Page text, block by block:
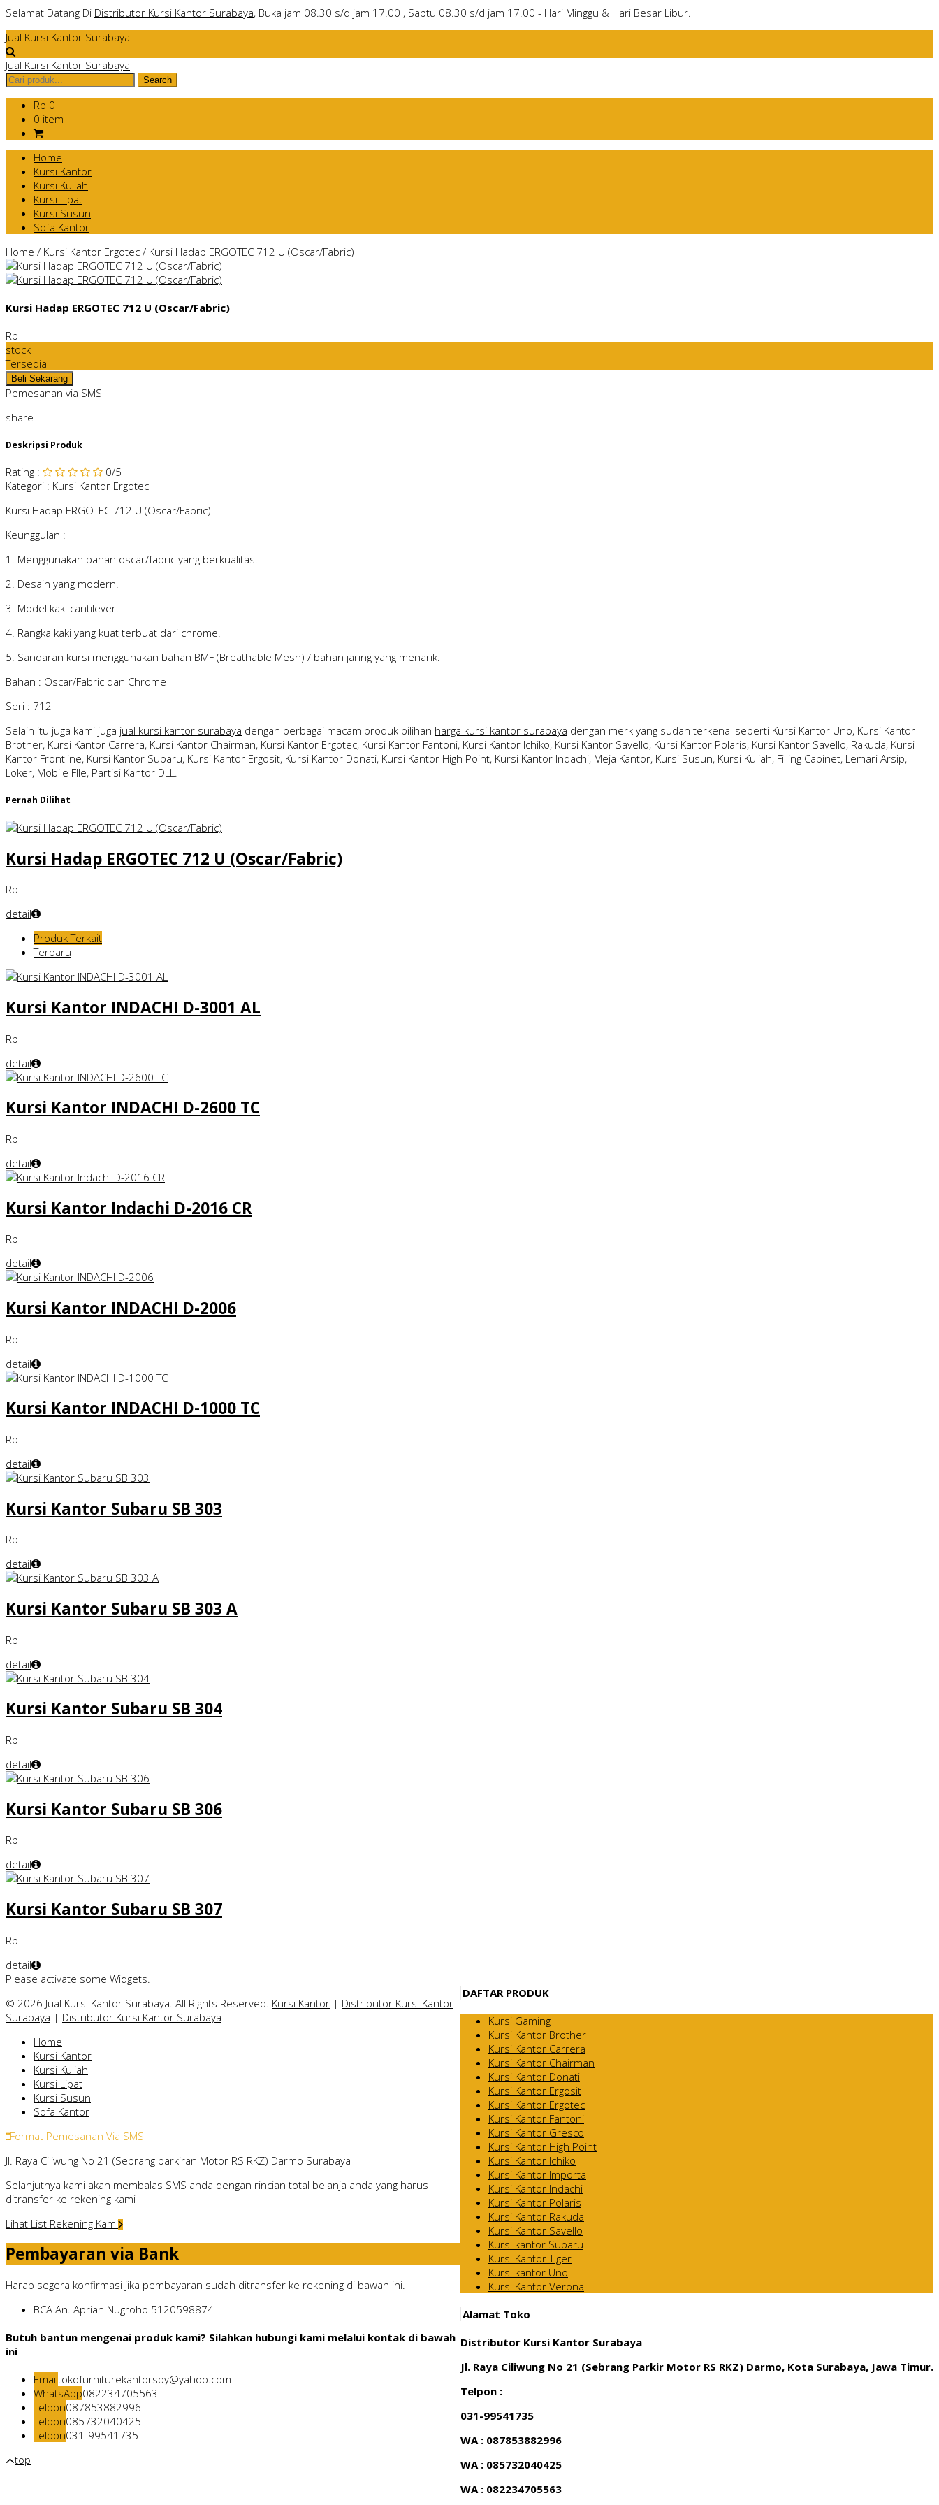
Selamat Datang Di Distributor Kursi Kantor Surabaya, Buka jam 08.30 s/d jam 17.00 , Sabtu 08.30 s/d jam 17.00 - Hari Minggu & Hari Besar Libur.
Jual Kursi Kantor Surabaya
Jual Kursi Kantor Surabaya
Rp 0
0 item
Home
Kursi Kantor
Kursi Kuliah
Kursi Lipat
Kursi Susun
Sofa Kantor
Home / Kursi Kantor Ergotec / Kursi Hadap ERGOTEC 712 U (Oscar/Fabric)
Kursi Hadap ERGOTEC 712 U (Oscar/Fabric)
Rp
stock
Tersedia
Pemesanan via SMS
share
Deskripsi Produk
Rating : 0/5
Kategori : Kursi Kantor Ergotec
Kursi Hadap ERGOTEC 712 U (Oscar/Fabric)
Keunggulan :
1. Menggunakan bahan oscar/fabric yang berkualitas.
2. Desain yang modern.
3. Model kaki cantilever.
4. Rangka kaki yang kuat terbuat dari chrome.
5. Sandaran kursi menggunakan bahan BMF (Breathable Mesh) / bahan jaring yang menarik.
Bahan : Oscar/Fabric dan Chrome
Seri : 712
Selain itu juga kami juga jual kursi kantor surabaya dengan berbagai macam produk pilihan harga kursi kantor surabaya dengan merk yang sudah terkenal seperti Kursi Kantor Uno, Kursi Kantor
Brother, Kursi Kantor Carrera, Kursi Kantor Chairman, Kursi Kantor Ergotec, Kursi Kantor Fantoni, Kursi Kantor Ichiko, Kursi Kantor Savello, Kursi Kantor Polaris, Kursi Kantor Savello, Rakuda, Kursi
Kantor Frontline, Kursi Kantor Subaru, Kursi Kantor Ergosit, Kursi Kantor Donati, Kursi Kantor High Point, Kursi Kantor Indachi, Meja Kantor, Kursi Susun, Kursi Kuliah, Filling Cabinet, Lemari Arsip,
Loker, Mobile FIle, Partisi Kantor DLL.
Pernah Dilihat
Kursi Hadap ERGOTEC 712 U (Oscar/Fabric)
Rp
detail
Produk Terkait
Terbaru
Kursi Kantor INDACHI D-3001 AL
Rp
detail
Kursi Kantor INDACHI D-2600 TC
Rp
detail
Kursi Kantor Indachi D-2016 CR
Rp
detail
Kursi Kantor INDACHI D-2006
Rp
detail
Kursi Kantor INDACHI D-1000 TC
Rp
detail
Kursi Kantor Subaru SB 303
Rp
detail
Kursi Kantor Subaru SB 303 A
Rp
detail
Kursi Kantor Subaru SB 304
Rp
detail
Kursi Kantor Subaru SB 306
Rp
detail
Kursi Kantor Subaru SB 307
Rp
detail
DAFTAR PRODUK
Kursi Gaming
Kursi Kantor Brother
Kursi Kantor Carrera
Kursi Kantor Chairman
Kursi Kantor Donati
Kursi Kantor Ergosit
Kursi Kantor Ergotec
Kursi Kantor Fantoni
Kursi Kantor Gresco
Kursi Kantor High Point
Kursi Kantor Ichiko
Kursi Kantor Importa
Kursi Kantor Indachi
Kursi Kantor Polaris
Kursi Kantor Rakuda
Kursi Kantor Savello
Kursi kantor Subaru
Kursi Kantor Tiger
Kursi kantor Uno
Kursi Kantor Verona
Alamat Toko
Distributor Kursi Kantor Surabaya
Jl. Raya Ciliwung No 21 (Sebrang Parkir Motor RS RKZ) Darmo, Kota Surabaya, Jawa Timur.
Telpon :
031-99541735
WA : 087853882996
WA : 085732040425
WA : 082234705563
Please activate some Widgets.
© 2026 Jual Kursi Kantor Surabaya. All Rights Reserved. Kursi Kantor | Distributor Kursi Kantor
Surabaya | Distributor Kursi Kantor Surabaya
Home
Kursi Kantor
Kursi Kuliah
Kursi Lipat
Kursi Susun
Sofa Kantor
Format Pemesanan Via SMS
Jl. Raya Ciliwung No 21 (Sebrang parkiran Motor RS RKZ) Darmo Surabaya
Selanjutnya kami akan membalas SMS anda dengan rincian total belanja anda yang harus
ditransfer ke rekening kami
Lihat List Rekening Kami
Pembayaran via Bank
Harap segera konfirmasi jika pembayaran sudah ditransfer ke rekening di bawah ini.
BCA An. Aprian Nugroho 5120598874
Butuh bantun mengenai produk kami? Silahkan hubungi kami melalui kontak di bawah
ini
Emailtokofurniturekantorsby@yahoo.com
WhatsApp082234705563
Telpon087853882996
Telpon085732040425
Telpon031-99541735
top